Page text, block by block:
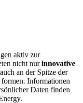
aktiv zur
nicht nurinnovative
an der Spitze der
Informationen
Daten finden